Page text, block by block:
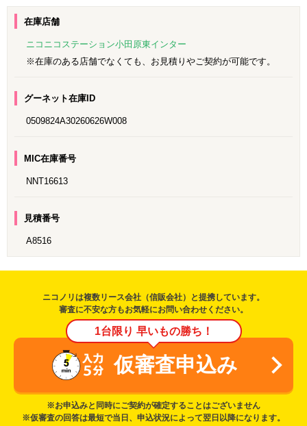
在庫店舗
ニコニコステーション小田原東インター
※在庫のある店舗でなくても、お見積りやご契約が可能です。
グーネット在庫ID
0509824A30260626W008
MIC在庫番号
NNT16613
見積番号
A8516
ニコノリは複数リース会社（信販会社）と提携しています。
審査に不安な方もお気軽にお問い合わせください。
1台限り 早いもの勝ち！
仮審査申込み
※お申込みと同時にご契約が確定することはございません
※仮審査の回答は最短で当日、申込状況によって翌日以降になります。